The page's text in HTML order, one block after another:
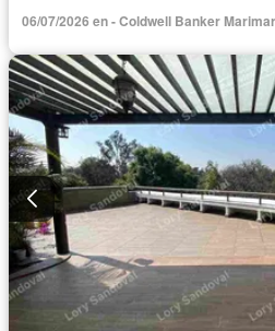
06/07/2026 en - Coldwell Banker Marimar